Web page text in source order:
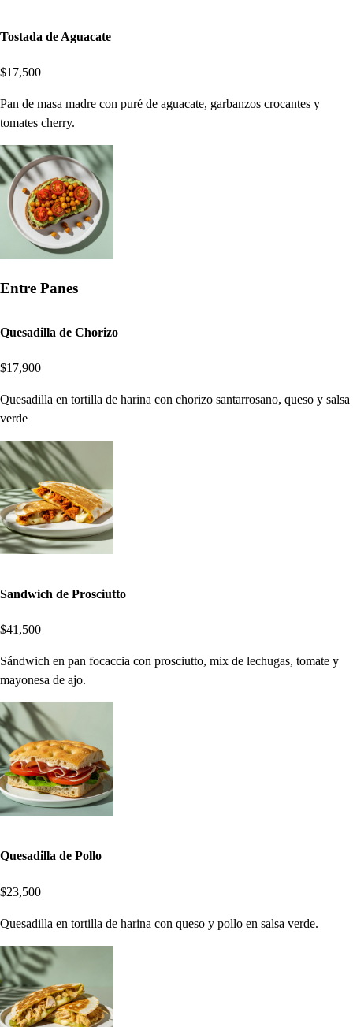
Tostada de Aguacate
$17,500
Pan de masa madre con puré de aguacate, garbanzos crocantes y
tomates cherry.
Entre Panes
Quesadilla de Chorizo
$17,900
Quesadilla en tortilla de harina con chorizo santarrosano, queso y salsa
verde
Sandwich de Prosciutto
$41,500
Sándwich en pan focaccia con prosciutto, mix de lechugas, tomate y
mayonesa de ajo.
Quesadilla de Pollo
$23,500
Quesadilla en tortilla de harina con queso y pollo en salsa verde.